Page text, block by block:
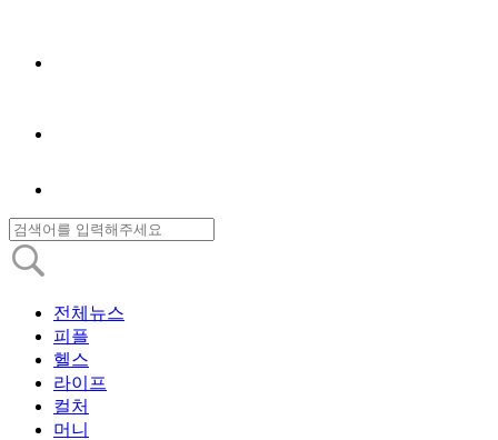
전체뉴스
피플
헬스
라이프
컬처
머니